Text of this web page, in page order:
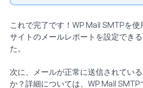
これで完了です！WP Mail SMTPを
サイトのメールレポートを設定でき
た。
次に、メールが正常に送信されてい
か？詳細については、WP Mail SMTP